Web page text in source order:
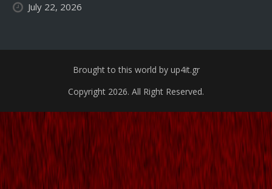
July 22, 2026
Brought to this world by up4it.gr
Copyright 2026. All Right Reserved.